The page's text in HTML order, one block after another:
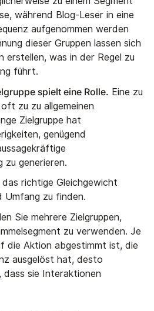
während Blog-Leser in eine
aufgenommen werden
dieser Gruppen lassen sich
erstellen, was in der Regel zu
führt.
spielt eine Rolle. Eine zu
zu zu allgemeinen
Zielgruppe hat
genügend
zu generieren.
richtige Gleichgewicht
Umfang zu finden.
Sie mehrere Zielgruppen,
zu verwenden. Je
die Aktion abgestimmt ist, die
ausgelöst hat, desto
dass sie Interaktionen